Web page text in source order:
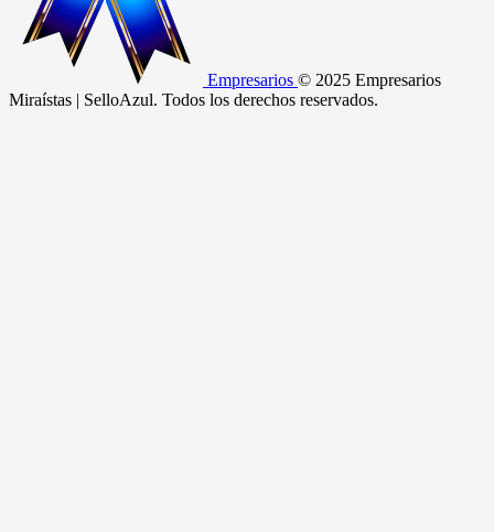
Empresarios © 2025 Empresarios
Miraístas | SelloAzul. Todos los derechos reservados.